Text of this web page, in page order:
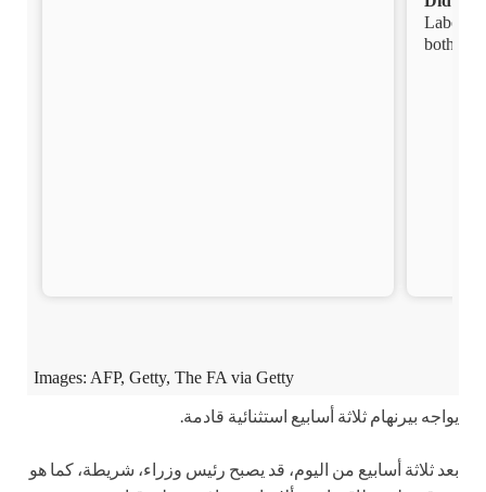
يواجه بيرنهام ثلاثة أسابيع استثنائية قادمة.
بعد ثلاثة أسابيع من اليوم، قد يصبح رئيس وزراء، شريطة، كما هو